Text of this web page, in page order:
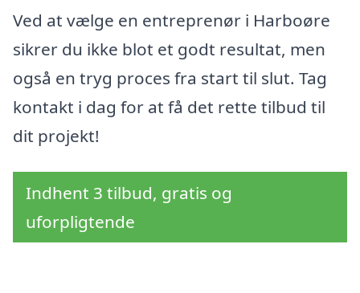
Ved at vælge en entreprenør i Harboøre
sikrer du ikke blot et godt resultat, men
også en tryg proces fra start til slut. Tag
kontakt i dag for at få det rette tilbud til
dit projekt!
Indhent 3 tilbud, gratis og
uforpligtende